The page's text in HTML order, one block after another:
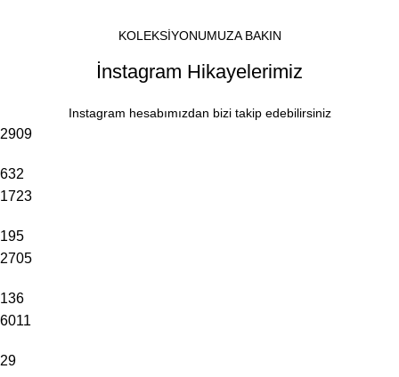
KOLEKSİYONUMUZA BAKIN
İnstagram Hikayelerimiz
Instagram hesabımızdan bizi takip edebilirsiniz
2909
632
1723
195
2705
136
6011
29